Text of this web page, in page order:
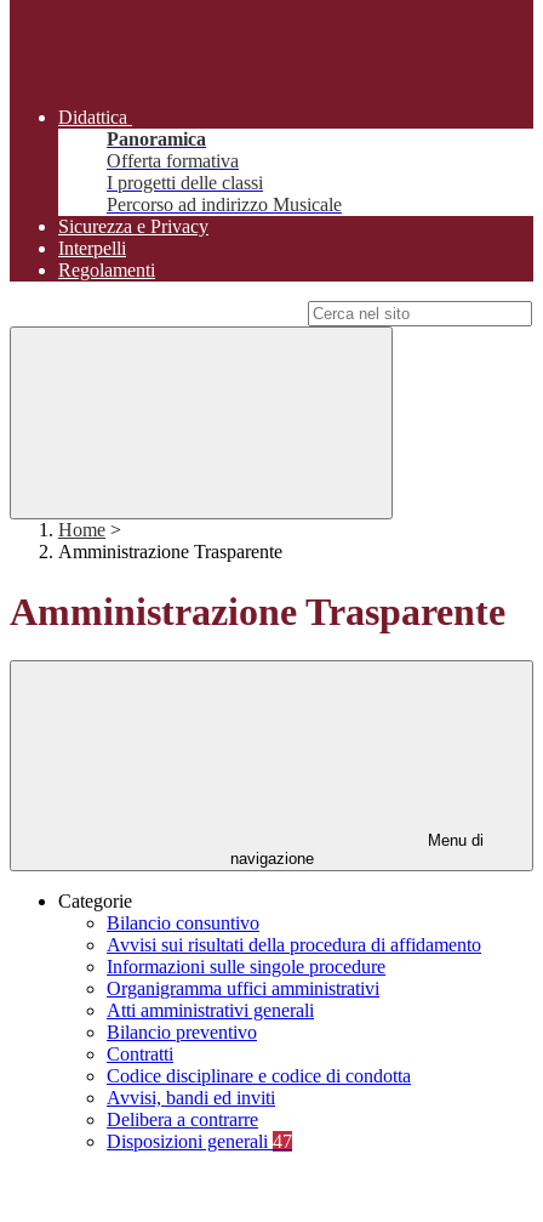
Didattica
Panoramica
Offerta formativa
I progetti delle classi
Percorso ad indirizzo Musicale
Sicurezza e Privacy
Interpelli
Regolamenti
Home >
Amministrazione Trasparente
Amministrazione Trasparente
Menu di
navigazione
Categorie
Bilancio consuntivo
Avvisi sui risultati della procedura di affidamento
Informazioni sulle singole procedure
Organigramma uffici amministrativi
Atti amministrativi generali
Bilancio preventivo
Contratti
Codice disciplinare e codice di condotta
Avvisi, bandi ed inviti
Delibera a contrarre
Disposizioni generali 47